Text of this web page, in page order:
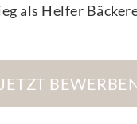
als Helfer
JETZT